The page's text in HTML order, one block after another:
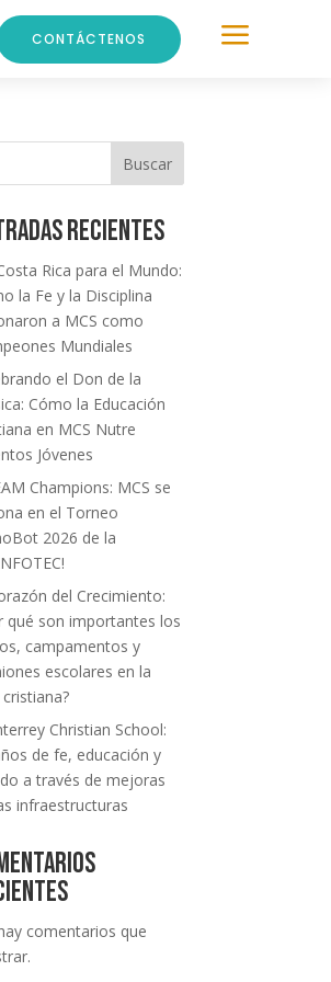
CONTÁCTENOS a
Buscar
recientes
Rica para el Mundo:
la Fe y la Disciplina
a MCS como
Mundiales
el Don de la
Cómo la Educación
en MCS Nutre
Jóvenes
Champions: MCS se
en el Torneo
2026 de la
del Crecimiento:
qué son importantes los
campamentos y
escolares en la
Christian School:
de fe, educación y
a través de mejoras
infraestructuras
comentarios que